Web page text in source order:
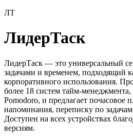
ЛТ
ЛидерТаск
ЛидерТаск — это универсальный
задачами и временем, подходящий
корпоративного использования.
более 18 систем тайм-
Pomodoro, и предлагает почасовое
напоминания, переписку по
Доступен на всех устройствах
версиям.